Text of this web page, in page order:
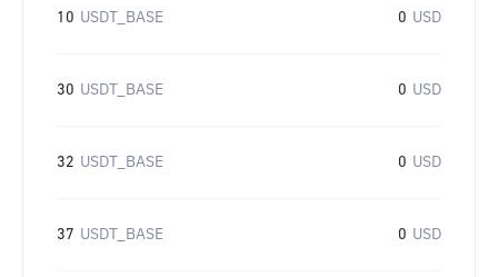
10 USDT_BASE 0 USD
30 USDT_BASE 0 USD
32 USDT_BASE 0 USD
37 USDT_BASE 0 USD